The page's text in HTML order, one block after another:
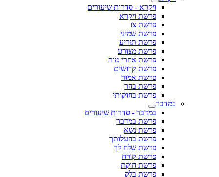
ויקרא - סדרות שיעורים
פרשת ויקרא
פרשת צו
פרשת שמיני
פרשת תזריע
פרשת מצורע
פרשת אחרי מות
פרשת קדושים
פרשת אמור
פרשת בהר
פרשת בחוקותי
במדבר
במדבר - סדרות שיעורים
פרשת במדבר
פרשת נשא
פרשת בהעלותך
פרשת שלח לך
פרשת קורח
פרשת חוקת
פרשת בלק